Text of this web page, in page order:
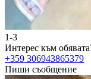
1-3
Интерес към
+359 306943865379
Пиши съобщение